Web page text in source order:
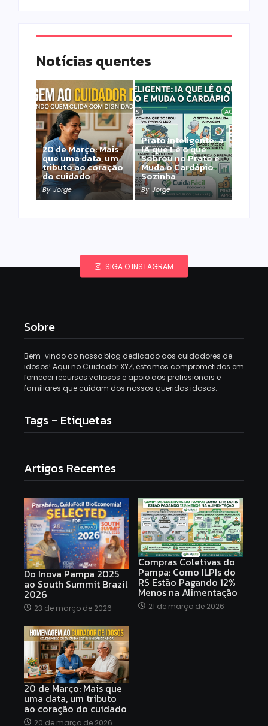
Notícias quentes
20 de Março: Mais
que uma data, um
tributo ao coração
do cuidado
By Jorge
Prato Inteligente: a
IA que Lê o que
Sobrou no Prato e
Muda o Cardápio
Sozinha
By Jorge
SIGA O INSTAGRAM
Sobre
Bem-vindo ao nosso blog dedicado aos cuidadores de
idosos! Aqui no Cuidador.XYZ, estamos comprometidos em
fornecer recursos valiosos e apoio aos profissionais e
familiares que cuidam dos nossos queridos idosos.
Tags - Etiquetas
Artigos Recentes
Do Inova Pampa 2025
ao South Summit Brazil
2026
23 de março de 2026
Compras Coletivas do
Pampa: Como ILPIs do
RS Estão Pagando 12%
Menos na Alimentação
21 de março de 2026
20 de Março: Mais que
uma data, um tributo
ao coração do cuidado
20 de março de 2026